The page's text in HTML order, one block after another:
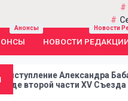
Анонсы
НОВОСТИ
Новости
Бабакова в
XV Съезда Партии